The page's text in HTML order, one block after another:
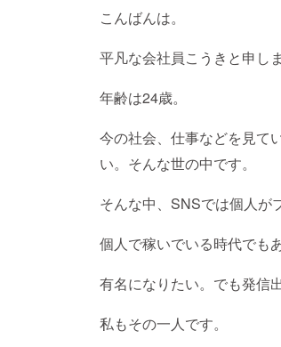
こんばんは。
平凡な会社員こうきと申し
年齢は24歳。
今の社会、仕事などを見て
い。そんな世の中です。
そんな中、SNSでは個人が
個人で稼いでいる時代でも
有名になりたい。でも発信
私もその一人です。